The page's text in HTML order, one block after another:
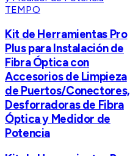
TEMPO
Kit de Herramientas Pro
Plus para Instalación de
Fibra Óptica con
Accesorios de Limpieza
de Puertos/Conectores,
Desforradoras de Fibra
Óptica y Medidor de
Potencia